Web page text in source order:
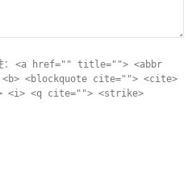
<a href="" title=""> <abbr
<blockquote cite=""> <cite>
<i> <q cite=""> <strike>